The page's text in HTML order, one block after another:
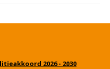
2026 - 2030